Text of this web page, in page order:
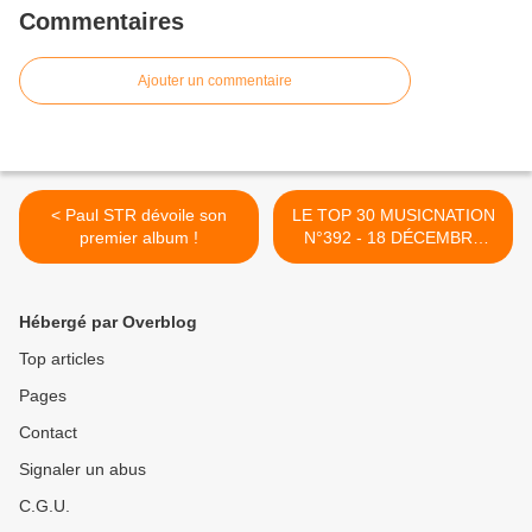
Commentaires
Ajouter un commentaire
< Paul STR dévoile son
premier album !
LE TOP 30 MUSICNATION
N°392 - 18 DÉCEMBRE
2022 >
Hébergé par Overblog
Top articles
Pages
Contact
Signaler un abus
C.G.U.